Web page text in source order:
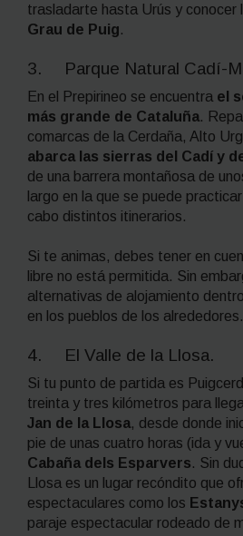
trasladarte hasta Urús y conocer
Grau de Puig.
3. Parque Natural Cadí-
En el Prepirineo se encuentra el
más grande de Cataluña.
comarcas de la Cerdaña, Alto
abarca las sierras del Cadí y
de una barrera montañosa de
largo en la que se puede
cabo distintos itinerarios.
Si te animas, debes tener en
libre no está permitida. Sin
alternativas de alojamiento
en los pueblos de los alrededores.
4. El Valle de la Llosa.
Si tu punto de partida es
treinta y tres kilómetros para
Jan de la Llosa, desde donde
pie de unas cuatro horas (ida y
Cabaña dels Esparvers. Sin
Llosa es un lugar recóndito que
espectaculares como los
paraje espectacular rodeado de